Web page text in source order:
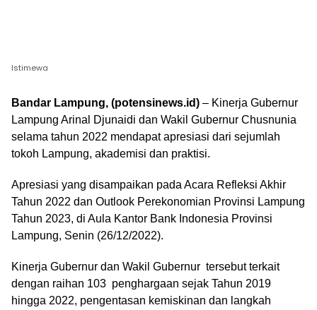
Istimewa
Bandar Lampung, (potensinews.id) – Kinerja Gubernur
Lampung Arinal Djunaidi dan Wakil Gubernur Chusnunia
selama tahun 2022 mendapat apresiasi dari sejumlah
tokoh Lampung, akademisi dan praktisi.
Apresiasi yang disampaikan pada Acara Refleksi Akhir
Tahun 2022 dan Outlook Perekonomian Provinsi Lampung
Tahun 2023, di Aula Kantor Bank Indonesia Provinsi
Lampung, Senin (26/12/2022).
Kinerja Gubernur dan Wakil Gubernur tersebut terkait
dengan raihan 103 penghargaan sejak Tahun 2019
hingga 2022, pengentasan kemiskinan dan langkah